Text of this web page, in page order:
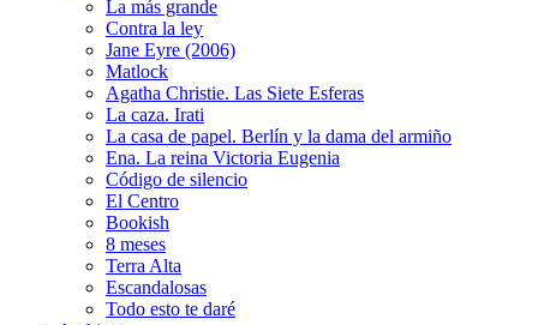
La más grande
Contra la ley
Jane Eyre (2006)
Matlock
Agatha Christie. Las Siete Esferas
La caza. Irati
La casa de papel. Berlín y la dama del armiño
Ena. La reina Victoria Eugenia
Código de silencio
El Centro
Bookish
8 meses
Terra Alta
Escandalosas
Todo esto te daré